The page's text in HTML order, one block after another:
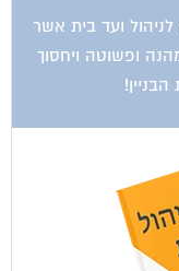
ועד בית אשר
ופשוטה ויחסוך